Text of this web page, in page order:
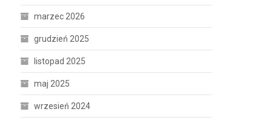
marzec 2026
grudzień 2025
listopad 2025
maj 2025
wrzesień 2024